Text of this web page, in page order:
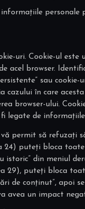
personale
uri. Cookie-ul
acel browser.
sau
cazului în care
browser-ului.
legate de
permit să refuzați
24) puteți bloca toate
istoric” din meniul
29), puteți bloca
de conținut”, apoi
avea un impact